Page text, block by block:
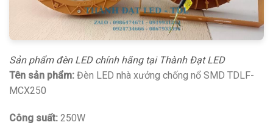
Sản phẩm đèn LED chính hãng tại Thành Đạt LED
Tên sản phẩm: Đèn LED nhà xưởng chống nổ SMD TDLF-
MCX250
Công suất: 250W